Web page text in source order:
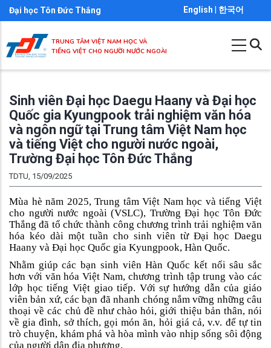
Nhảy
đến
nội
dung
Đại học Tôn Đức Thắng English 한국어
TRUNG TÂM VIỆT NAM HỌC VÀ
TIẾNG VIỆT CHO NGƯỜI NƯỚC NGOÀI
Sinh viên Đại học Daegu Haany và Đại học
Quốc gia Kyungpook trải nghiệm văn hóa
và ngôn ngữ tại Trung tâm Việt Nam học
và tiếng Việt cho người nước ngoài,
Trường Đại học Tôn Đức Thắng
TDTU, 15/09/2025
Mùa hè năm 2025, Trung tâm Việt Nam học và tiếng Việt
cho người nước ngoài (VSLC), Trường Đại học Tôn Đức
Thắng đã tổ chức thành công chương trình trải nghiệm văn
hóa kéo dài một tuần cho sinh viên từ Đại học Daegu
Haany và Đại học Quốc gia Kyungpook, Hàn Quốc.
Nhằm giúp các bạn sinh viên Hàn Quốc kết nối sâu sắc
hơn với văn hóa Việt Nam, chương trình tập trung vào các
lớp học tiếng Việt giao tiếp. Với sự hướng dẫn của giáo
viên bản xứ, các bạn đã nhanh chóng nắm vững những câu
thoại về các chủ đề như chào hỏi, giới thiệu bản thân, nói
về gia đình, sở thích, gọi món ăn, hỏi giá cả, v.v. để tự tin
trò chuyện, khám phá và hòa mình vào nhịp sống sôi động
của người dân địa phương.